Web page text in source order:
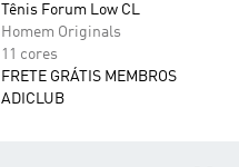
Tênis Forum Low CL
Homem Originals
11 cores
FRETE GRÁTIS MEMBROS
ADICLUB